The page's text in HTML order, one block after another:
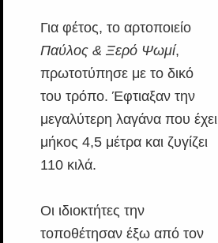
Για φέτος, το αρτοποιείο
Παύλος & Ξερό Ψωμί,
πρωτοτύπησε με το δικό
του τρόπο. Έφτιαξαν την
μεγαλύτερη λαγάνα που έχει
μήκος 4,5 μέτρα και ζυγίζει
110 κιλά.
Οι ιδιοκτήτες την
τοποθέτησαν έξω από τον